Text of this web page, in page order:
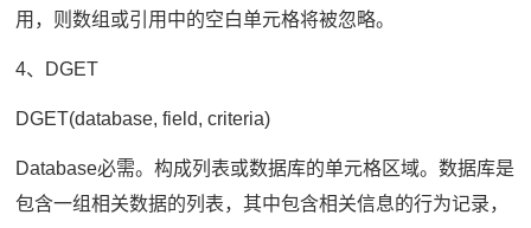
用，则数组或引用中的空白单元格将被忽略。
4、DGET
DGET(database, field, criteria)
Database必需。构成列表或数据库的单元格区域。数据库是
包含一组相关数据的列表，其中包含相关信息的行为记录，